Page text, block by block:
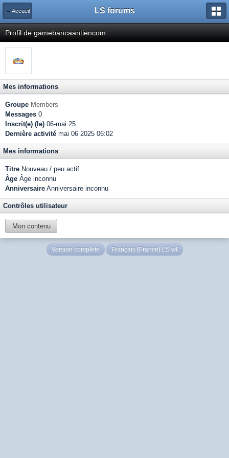
← Accueil LS forums
Profil de gamebancaantiencom
Mes informations
Groupe Members
Messages 0
Inscrit(e) (le) 06-mai 25
Dernière activité mai 06 2025 06:02
Mes informations
Titre Nouveau / peu actif
Âge Âge inconnu
Anniversaire Anniversaire inconnu
Contrôles utilisateur
Mon contenu
Version complète Français (France) LS v4